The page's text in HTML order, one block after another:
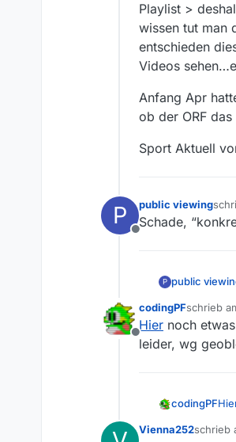
Playlist >
wissen tut man
entschieden
Videos
Anfang Apr
ob der ORF
Sport Aktuell
P
Offline
public viewing
Schade,
P public
Offline
codingPFschrieb
zuletzt
Hier noch
leider, wg
codingPF
Vienna252schrieb
zuletzt